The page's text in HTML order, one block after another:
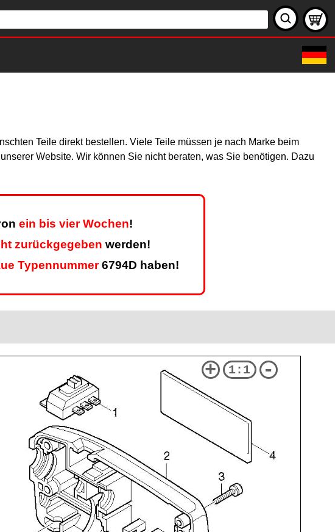
Teile direkt bestellen. Viele Teile müssen je nach Marke beim
Website. Wir können Sie nicht beraten, was Sie benötigen. Dazu
ein bis vier Wochen!
zurückgegeben werden!
Typennummer6794D haben!
+ 1:1 -